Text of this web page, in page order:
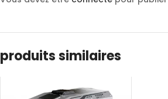
produits similaires